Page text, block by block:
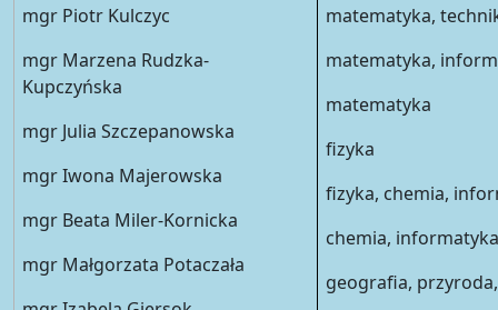
mgr Piotr Kulczyc
mgr Marzena Rudzka-
Kupczyńska
mgr Julia Szczepanowska
mgr Iwona Majerowska
mgr Beata Miler-Kornicka
mgr Małgorzata Potaczała
matematyka,
matematyka,
matematyka
fizyka
fizyka, chemia,
chemia,
geografia,